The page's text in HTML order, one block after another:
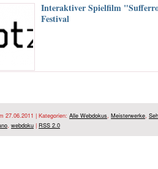
Interaktiver Spielfilm
Festival
27.06.2011 | Kategorien: Alle Webdokus Meisterwerke
webdoku | RSS 2.0